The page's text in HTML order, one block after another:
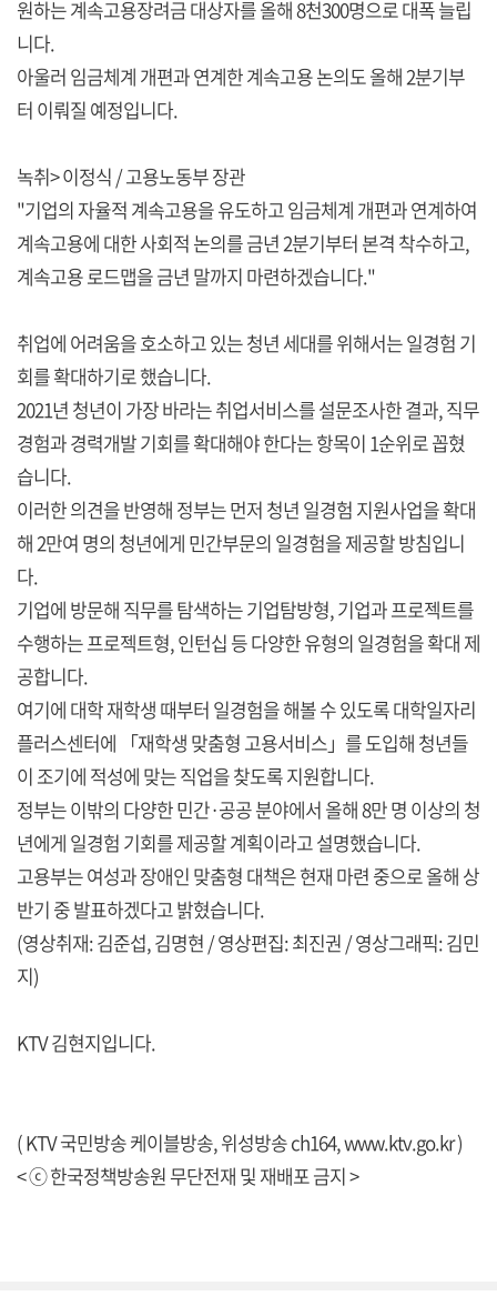
원하는 계속고용장려금 대상자를 올해 8천300명으로 대폭 늘립
니다.
아울러 임금체계 개편과 연계한 계속고용 논의도 올해 2분기부
터 이뤄질 예정입니다.
녹취> 이정식 / 고용노동부 장관
"기업의 자율적 계속고용을 유도하고 임금체계 개편과 연계하여
계속고용에 대한 사회적 논의를 금년 2분기부터 본격 착수하고,
계속고용 로드맵을 금년 말까지 마련하겠습니다."
취업에 어려움을 호소하고 있는 청년 세대를 위해서는 일경험 기
회를 확대하기로 했습니다.
2021년 청년이 가장 바라는 취업서비스를 설문조사한 결과, 직무
경험과 경력개발 기회를 확대해야 한다는 항목이 1순위로 꼽혔
습니다.
이러한 의견을 반영해 정부는 먼저 청년 일경험 지원사업을 확대
해 2만여 명의 청년에게 민간부문의 일경험을 제공할 방침입니
다.
기업에 방문해 직무를 탐색하는 기업탐방형, 기업과 프로젝트를
수행하는 프로젝트형, 인턴십 등 다양한 유형의 일경험을 확대 제
공합니다.
여기에 대학 재학생 때부터 일경험을 해볼 수 있도록 대학일자리
플러스센터에 「재학생 맞춤형 고용서비스」를 도입해 청년들
이 조기에 적성에 맞는 직업을 찾도록 지원합니다.
정부는 이밖의 다양한 민간·공공 분야에서 올해 8만 명 이상의 청
년에게 일경험 기회를 제공할 계획이라고 설명했습니다.
고용부는 여성과 장애인 맞춤형 대책은 현재 마련 중으로 올해 상
반기 중 발표하겠다고 밝혔습니다.
(영상취재: 김준섭, 김명현 / 영상편집: 최진권 / 영상그래픽: 김민
지)
KTV 김현지입니다.
( KTV 국민방송 케이블방송, 위성방송 ch164,www.ktv.go.kr)
< ⓒ 한국정책방송원 무단전재 및 재배포 금지 >